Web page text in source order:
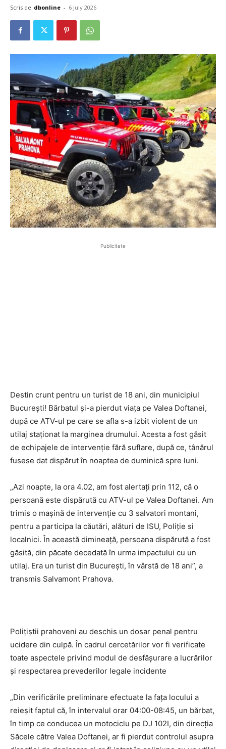
Scris de dbonline - 6 July 2026
Publicitate
Destin crunt pentru un turist de 18 ani, din municipiul
București! Bărbatul și-a pierdut viața pe Valea Doftanei,
după ce ATV-ul pe care se afla s-a izbit violent de un
utilaj staționat la marginea drumului. Acesta a fost găsit
de echipajele de intervenție fără suflare, după ce, tânărul
fusese dat dispărut în noaptea de duminică spre luni.
„Azi noapte, la ora 4.02, am fost alertați prin 112, că o
persoană este dispărută cu ATV-ul pe Valea Doftanei. Am
trimis o mașină de intervenție cu 3 salvatori montani,
pentru a participa la căutări, alături de ISU, Poliție si
localnici. În această dimineață, persoana dispărută a fost
găsită, din păcate decedată în urma impactului cu un
utilaj. Era un turist din București, în vârstă de 18 ani”, a
transmis Salvamont Prahova.
Polițiștii prahoveni au deschis un dosar penal pentru
ucidere din culpă. În cadrul cercetărilor vor fi verificate
toate aspectele privind modul de desfășurare a lucrărilor
și respectarea prevederilor legale incidente
„Din verificările preliminare efectuate la fața locului a
reieșit faptul că, în intervalul orar 04:00-08:45, un bărbat,
în timp ce conducea un motociclu pe DJ 102I, din direcția
Săcele către Valea Doftanei, ar fi pierdut controlul asupra